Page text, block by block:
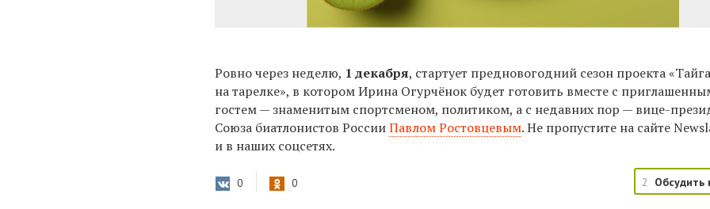
Ровно через неделю, 1 декабря, стартует предновогодний сезон проекта «Тайга
на тарелке», в котором Ирина Огурчёнок будет готовить вместе с
гостем — знаменитым спортсменом, политиком, а с недавних пор — вице-
Союза биатлонистов РоссииПавлом Ростовцевым. Не пропустите на сайте
и в наших соцсетях.
0 0 2 Обсудить